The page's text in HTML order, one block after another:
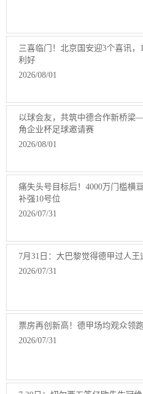
三喜临门！北京国安迎3个喜讯
利好
2026/08/01
以球会友，共筑中德合作新桥
角企业杯足球邀请赛
2026/08/01
痛失头号目标后！4000万门槛横
补强10号位
2026/07/31
7月31日：大巴黎觉得德甲过人
2026/07/31
票房再创新高！德甲场均观众领
2026/07/31